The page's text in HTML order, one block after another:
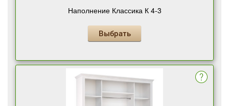
Наполнение Классика К 4-3
Выбрать